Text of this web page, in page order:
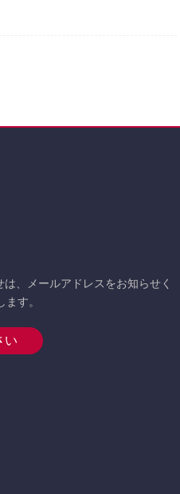
、メールアドレスをお知らせく
す。
い